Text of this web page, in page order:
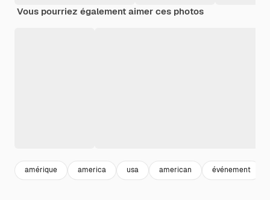
Vous pourriez également aimer ces photos
amérique america usa american événement